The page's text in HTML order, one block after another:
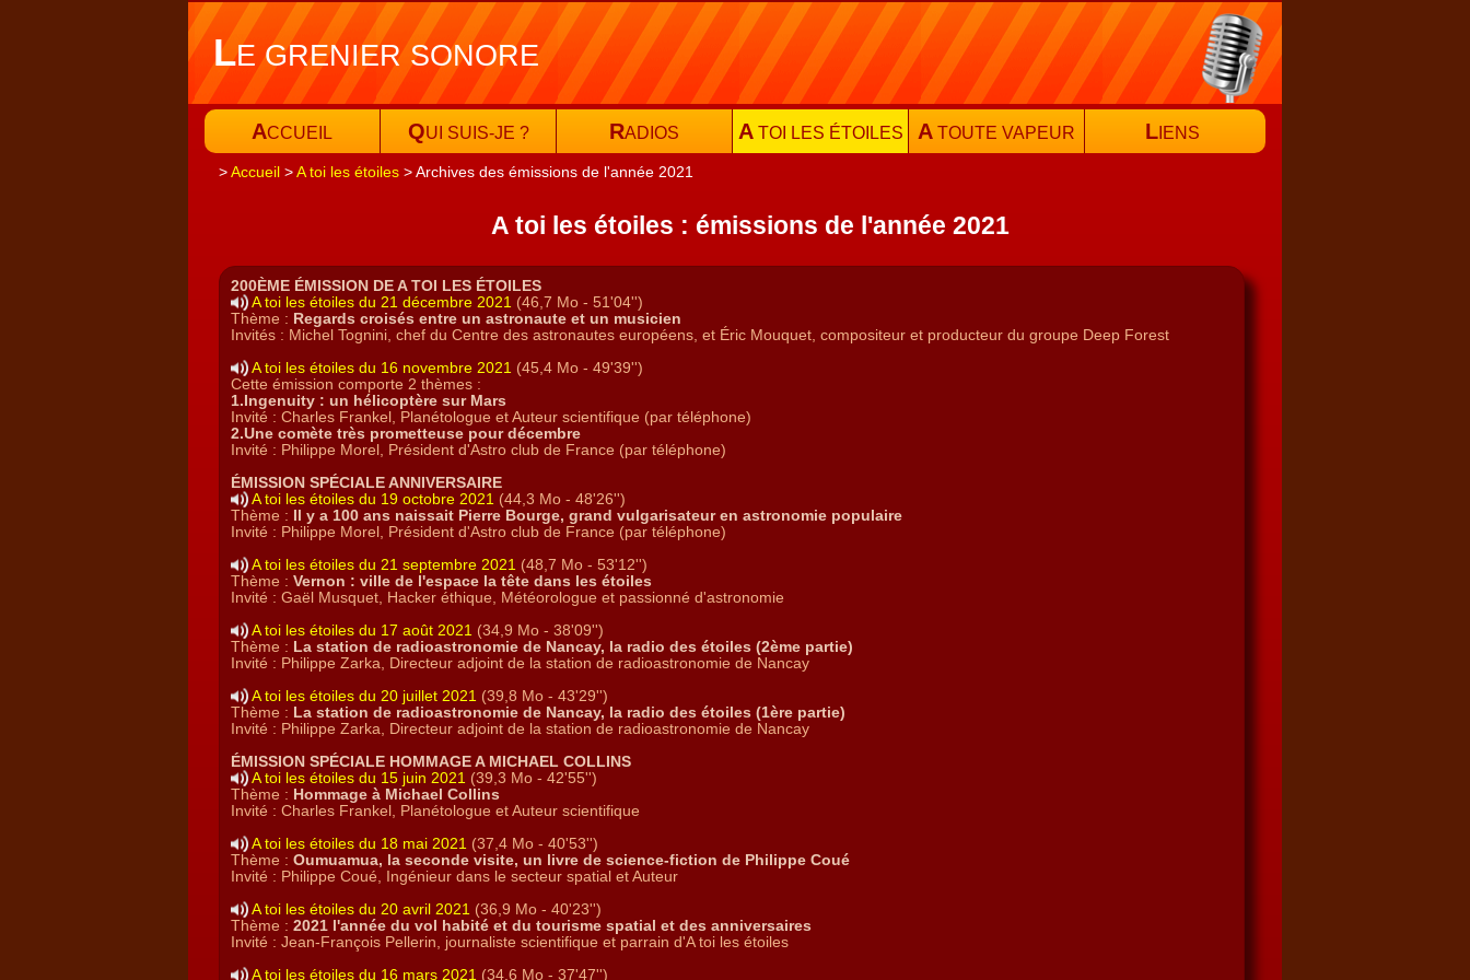
LE GRENIER SONORE
ACCUEIL QUI SUIS-JE ? RADIOS ATOI LES ÉTOILES A TOUTE VAPEUR LIENS
Accueil A toi les étoiles Archives des émissions de l'année 2021
A toi les étoiles : émissions de l'année 2021
200ÈME ÉMISSION DE A TOI LES ÉTOILES
A toi les étoiles du 21 décembre 2021 (46,7 Mo - 51'04'')
Thème : Regards croisés entre un astronaute et un musicien
Invités : Michel Tognini, chef du Centre des astronautes européens, et Éric Mouquet, compositeur et producteur du groupe Deep Forest
A toi les étoiles du 16 novembre 2021 (45,4 Mo - 49'39'')
Cette émission comporte 2 thèmes :
1. Ingenuity : un hélicoptère sur Mars
Invité : Charles Frankel, Planétologue et Auteur scientifique (par téléphone)
2.Une comète très prometteuse pour décembre
Invité : Philippe Morel, Président d'Astro club de France (par téléphone)
ÉMISSION SPÉCIALE ANNIVERSAIRE
A toi les étoiles du 19 octobre 2021 (44,3 Mo - 48'26'')
Thème :
Il y a 100 ans naissait Pierre Bourge, grand vulgarisateur en astronomie populaire
Invité : Philippe Morel, Président d'Astro club de France (par téléphone)
A toi les étoiles du 21 septembre 2021 (48,7 Mo - 53'12'')
Thème : Vernon : ville de l'espace la tête dans les étoiles
Invité : Gaël Musquet, Hacker éthique, Météorologue et passionné d'astronomie
A toi les étoiles du 17 août 2021 (34,9 Mo - 38'09'')
Thème : La station de radioastronomie de Nancay, la radio des étoiles (2ème partie)
Invité : Philippe Zarka, Directeur adjoint de la station de radioastronomie de Nancay
A toi les étoiles du 20 juillet 2021 (39,8 Mo - 43'29'')
Thème : La station de radioastronomie de Nancay, la radio des étoiles (1ère partie)
Invité : Philippe Zarka, Directeur adjoint de la station de radioastronomie de Nancay
ÉMISSION SPÉCIALE HOMMAGE A MICHAEL COLLINS
A toi les étoiles du 15 juin 2021 (39,3 Mo - 42'55'')
Thème : Hommage à Michael Collins
Invité : Charles Frankel, Planétologue et Auteur scientifique
A toi les étoiles du 18 mai 2021 (37,4 Mo - 40'53'')
Thème : Oumuamua, la seconde visite, un livre de science-fiction de Philippe Coué
Invité : Philippe Coué, Ingénieur dans le secteur spatial et Auteur
A toi les étoiles du 20 avril 2021 (36,9 Mo - 40'23'')
Thème : 2021 l'année du vol habité et du tourisme spatial et des anniversaires
Invité : Jean-François Pellerin, journaliste scientifique et parrain d'A toi les étoiles
A toi les étoiles du 16 mars 2021 (34,6 Mo - 37'47'')